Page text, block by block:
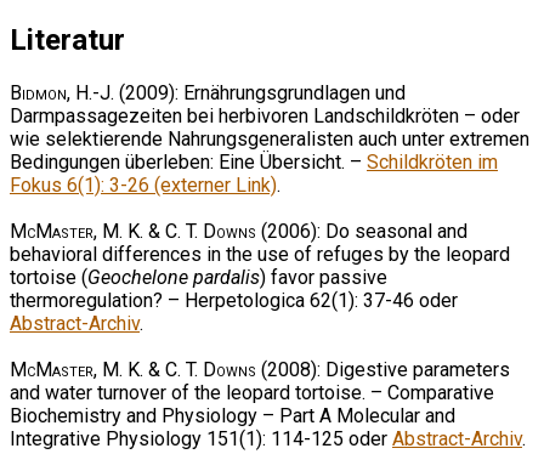
Literatur
Bidmon, H.-J. (2009): Ernährungsgrundlagen und
Darmpassagezeiten bei herbivoren Landschildkröten – oder
wie selektierende Nahrungsgeneralisten auch unter extremen
Bedingungen überleben: Eine Übersicht. – Schildkröten im
Fokus 6(1): 3-26 (externer Link).
McMaster, M. K. & C. T. Downs (2006): Do seasonal and
behavioral differences in the use of refuges by the leopard
tortoise (Geochelone pardalis) favor passive
thermoregulation? – Herpetologica 62(1): 37-46 oder
Abstract-Archiv.
McMaster, M. K. & C. T. Downs (2008): Digestive parameters
and water turnover of the leopard tortoise. – Comparative
Biochemistry and Physiology – Part A Molecular and
Integrative Physiology 151(1): 114-125 oder Abstract-Archiv.